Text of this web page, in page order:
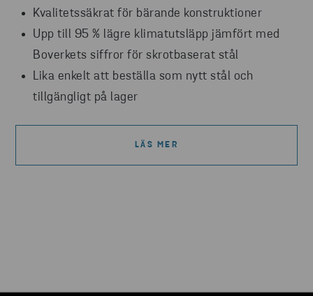
Kvalitetssäkrat för bärande konstruktioner
Upp till 95 % lägre klimatutsläpp jämfört med
Boverkets siffror för skrotbaserat stål
Lika enkelt att beställa som nytt stål och
tillgängligt på lager
LÄS MER